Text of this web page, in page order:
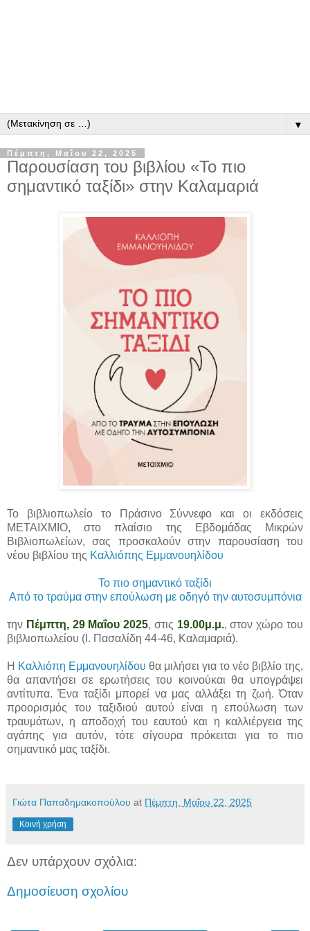
▼
Πέμπτη, Μαΐου 22, 2025
Παρουσίαση του βιβλίου «Το πιο
σημαντικό ταξίδι» στην Καλαμαριά
Το βιβλιοπωλείο το Πράσινο Σύννεφο και οι εκδόσεις
ΜΕΤΑΙΧΜΙΟ, στο πλαίσιο της Εβδομάδας Μικρών
Βιβλιοπωλείων, σας προσκαλούν στην παρουσίαση του
νέου βιβλίου της Καλλιόπης Εμμανουηλίδου
Το πιο σημαντικό ταξίδι
Από το τραύμα στην επούλωση με οδηγό την αυτοσυμπόνια
την Πέμπτη, 29 Μαΐου 2025, στις 19.00μ.μ., στον χώρο του
βιβλιοπωλείου (Ι. Πασαλίδη 44-46, Καλαμαριά).
Η Καλλιόπη Εμμανουηλίδου θα μιλήσει για το νέο βιβλίο της,
θα απαντήσει σε ερωτήσεις του κοινούκαι θα υπογράψει
αντίτυπα. Ένα ταξίδι μπορεί να μας αλλάξει τη ζωή. Όταν
προορισμός του ταξιδιού αυτού είναι η επούλωση των
τραυμάτων, η αποδοχή του εαυτού και η καλλιέργεια της
αγάπης για αυτόν, τότε σίγουρα πρόκειται για το πιο
σημαντικό μας ταξίδι.
Γιώτα Παπαδημακοπούλου at Πέμπτη, Μαΐου 22, 2025
Κοινή χρήση
Δεν υπάρχουν σχόλια:
Δημοσίευση σχολίου